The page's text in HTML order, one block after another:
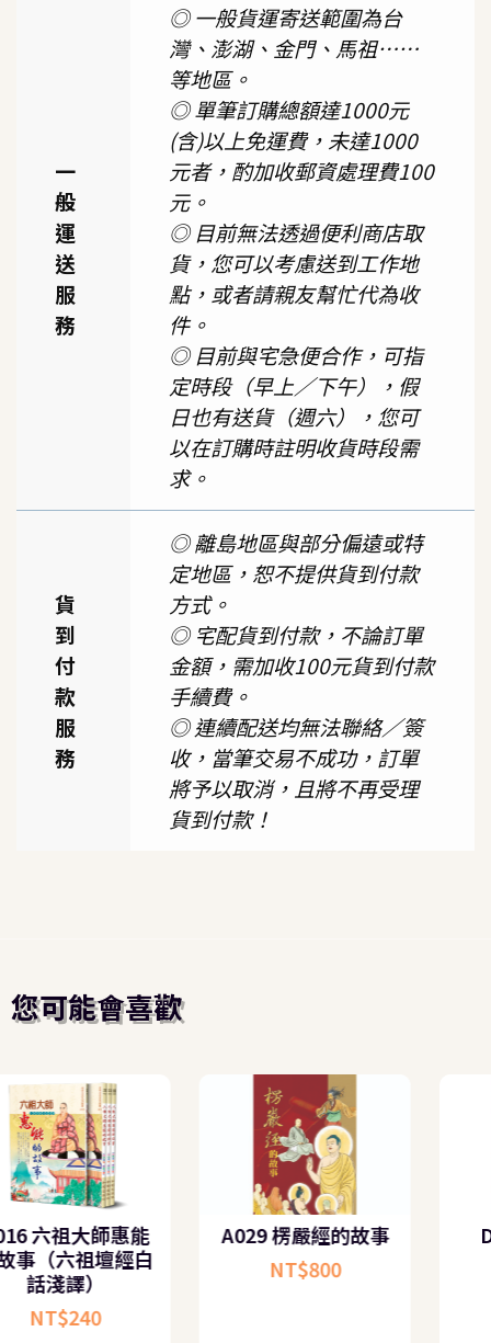
一
般
運
送
服
務
◎ 一般貨運寄送範圍為台
灣、澎湖、金門、馬祖……
等地區。
◎ 單筆訂購總額達1000元
(含)以上免運費，未達1000
元者，酌加收郵資處理費100
元。
◎ 目前無法透過便利商店取
貨，您可以考慮送到工作地
點，或者請親友幫忙代為收
件。
◎ 目前與宅急便合作，可指
定時段（早上／下午），假
日也有送貨（週六），您可
以在訂購時註明收貨時段需
求。
貨
到
付
款
服
務
◎ 離島地區與部分偏遠或特
定地區，恕不提供貨到付款
方式。
◎ 宅配貨到付款，不論訂單
金額，需加收100元貨到付款
手續費。
◎ 連續配送均無法聯絡／簽
收，當筆交易不成功，訂單
將予以取消，且將不再受理
貨到付款！
您可能會喜歡
A016 六祖大師惠能
的故事（六祖壇經白
話淺譯）
NT$240
A029 楞嚴經的故事
NT$800